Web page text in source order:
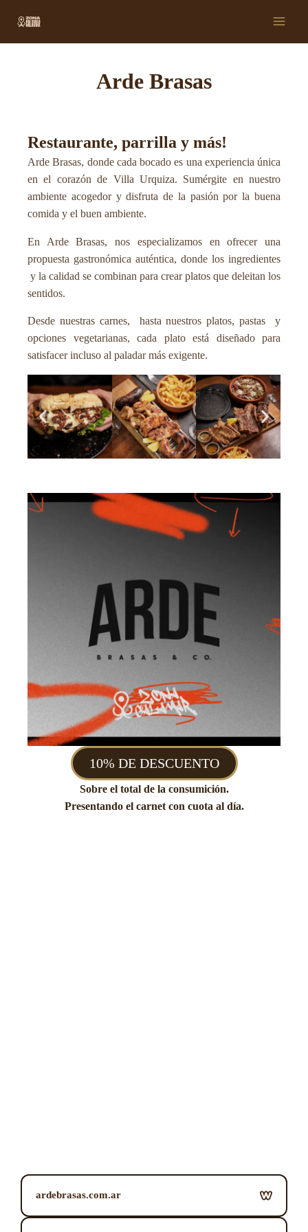
contenido
Main
Arde Brasas
Restaurante, parrilla y más!
Arde Brasas, donde cada bocado es una experiencia única
en el corazón de Villa Urquiza. Sumérgite en nuestro
ambiente acogedor y disfruta de la pasión por la buena
comida y el buen ambiente.
En Arde Brasas, nos especializamos en ofrecer una
propuesta gastronómica auténtica, donde los ingredientes
y la calidad se combinan para crear platos que deleitan los
sentidos.
Desde nuestras carnes, hasta nuestros platos, pastas y
opciones vegetarianas, cada plato está diseñado para
satisfacer incluso al paladar más exigente.
10% DE DESCUENTO
Sobre el total de la consumición.
Presentando el carnet con cuota al día.
ardebrasas.com.ar